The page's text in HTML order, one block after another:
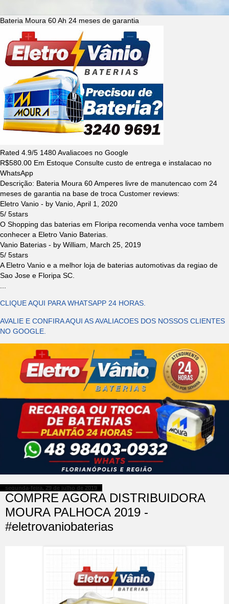
Bateria Moura 60 Ah 24 meses de garantia
Rated 4.9/5 1480Avaliacoes no Google
R$580.00 Em Estoque Consulte custo de entrega e instalacao no
WhatsApp
Descrição: Bateria Moura 60 Amperes livre de manutencao com 24
meses de garantia na base de troca Customer reviews:
Eletro Vanio - by Vanio April 1, 2020
5/ 5stars
O Shopping das baterias em Floripa recomenda venha voce tambem
conhecer a Eletro Vanio Baterias.
Vanio Baterias - by William
March 25, 2019
5/ 5stars
A Eletro Vanio e a melhor loja de baterias automotivas da regiao de
Sao Jose e Floripa SC.
CLIQUE AQUI PARA WHATSAPP 24 HORAS.
AVALIE E CONFIRA AQUI AS AVALIACOES DOS NOSSOS CLIENTES
NO GOOGLE.
segunda-feira, 29 de julho de 2019
COMPRE AGORA DISTRIBUIDORA
MOURA PALHOCA 2019 -
#eletrovaniobaterias